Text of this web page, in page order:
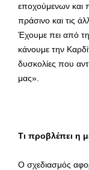
εποχούμενων και
πράσινο και τις
Έχουμε πει από
κάνουμε την
δυσκολίες που
μας».
Τι προβλέπει η
Ο σχεδιασμός